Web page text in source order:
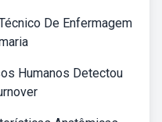
De Enfermagem
Humanos Detectou